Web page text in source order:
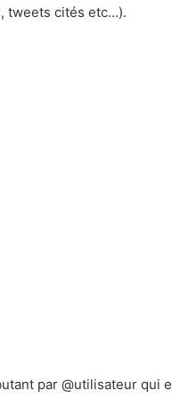
tweets cités etc…).
par @utilisateur